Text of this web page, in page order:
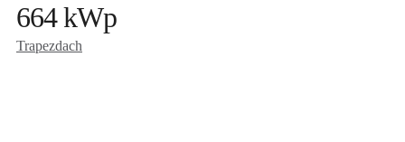
664 kWp
Trapezdach